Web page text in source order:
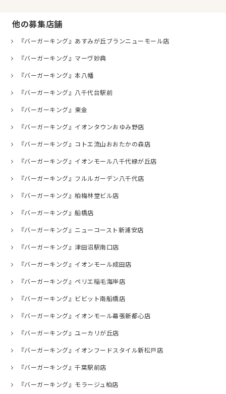
他の募集店舗
『バーガーキング』あすみが丘ブランニューモール店
『バーガーキング』マーヴ妙典
『バーガーキング』本八幡
『バーガーキング』八千代台駅前
『バーガーキング』東金
『バーガーキング』イオンタウンおゆみ野店
『バーガーキング』コトエ流山おおたかの森店
『バーガーキング』イオンモール八千代緑が丘店
『バーガーキング』フルルガーデン八千代店
『バーガーキング』柏梅林堂ビル店
『バーガーキング』船橋店
『バーガーキング』ニューコースト新浦安店
『バーガーキング』津田沼駅南口店
『バーガーキング』イオンモール成田店
『バーガーキング』ペリエ稲毛海岸店
『バーガーキング』ビビット南船橋店
『バーガーキング』イオンモール幕張新都心店
『バーガーキング』ユーカリが丘店
『バーガーキング』イオンフードスタイル新松戸店
『バーガーキング』千葉駅前店
『バーガーキング』モラージュ柏店